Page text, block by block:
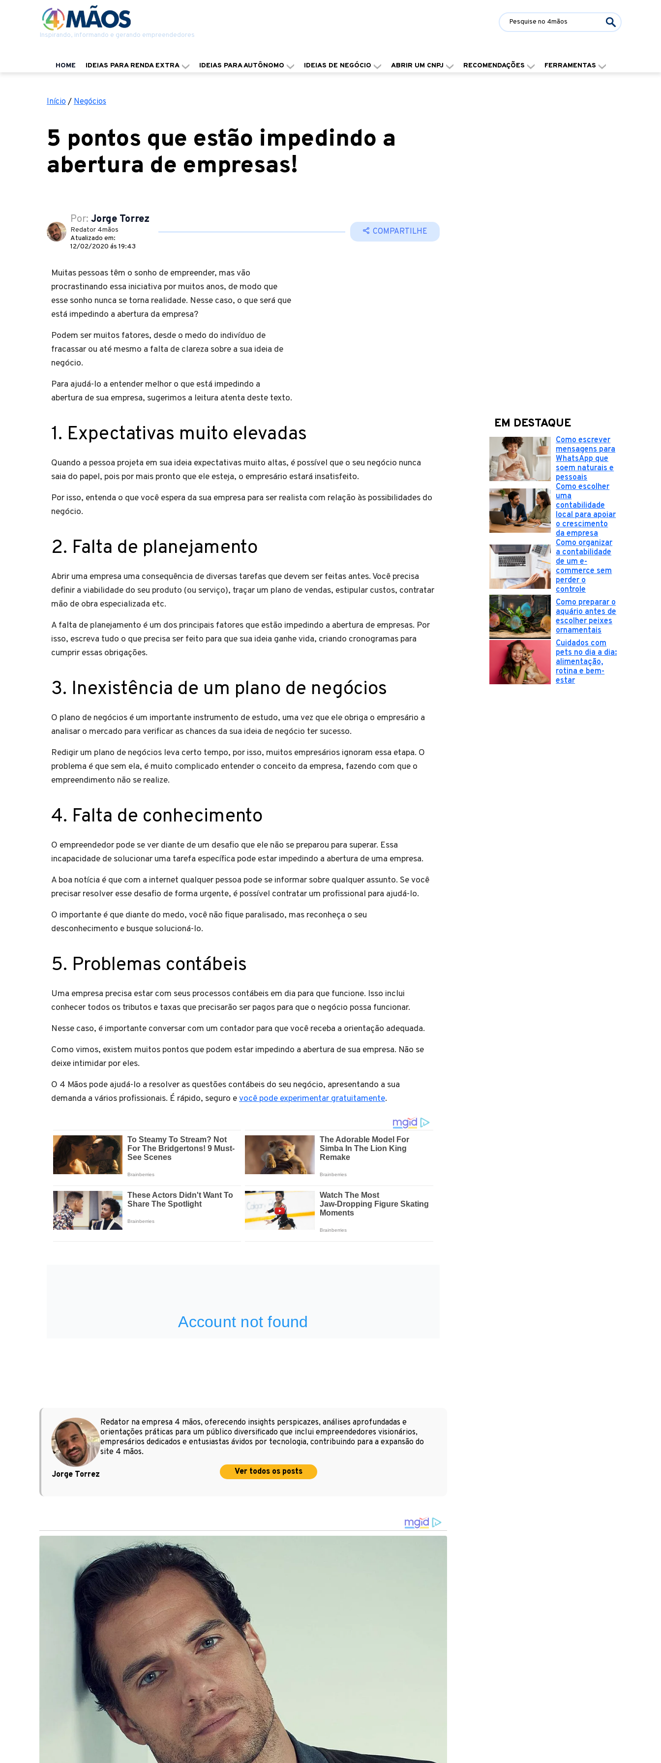
Inspirando, informando e gerando empreendedores
HOME IDEIAS PARA RENDA EXTRA IDEIAS PARA AUTÔNOMO IDEIAS DE NEGÓCIO ABRIR UM CNPJ RECOMENDAÇÕES FERRAMENTAS
Início / Negócios
5 pontos que estão impedindo a
abertura de empresas!
Por: Jorge Torrez
Redator 4mãos
Atualizado em:
12/02/2020 ás 19:43
COMPARTILHE
Muitas pessoas têm o sonho de empreender, mas vão
procrastinando essa iniciativa por muitos anos, de modo que
esse sonho nunca se torna realidade. Nesse caso, o que será que
está impedindo a abertura da empresa?
Podem ser muitos fatores, desde o medo do indivíduo de
fracassar ou até mesmo a falta de clareza sobre a sua ideia de
negócio.
Para ajudá-lo a entender melhor o que está impedindo a
abertura de sua empresa, sugerimos a leitura atenta deste texto.
1. Expectativas muito elevadas
Quando a pessoa projeta em sua ideia expectativas muito altas, é possível que o seu negócio nunca
saia do papel, pois por mais pronto que ele esteja, o empresário estará insatisfeito.
Por isso, entenda o que você espera da sua empresa para ser realista com relação às possibilidades do
negócio.
2. Falta de planejamento
Abrir uma empresa uma consequência de diversas tarefas que devem ser feitas antes. Você precisa
definir a viabilidade do seu produto (ou serviço), traçar um plano de vendas, estipular custos, contratar
mão de obra especializada etc.
A falta de planejamento é um dos principais fatores que estão impedindo a abertura de empresas. Por
isso, escreva tudo o que precisa ser feito para que sua ideia ganhe vida, criando cronogramas para
cumprir essas obrigações.
3. Inexistência de um plano de negócios
O plano de negócios é um importante instrumento de estudo, uma vez que ele obriga o empresário a
analisar o mercado para verificar as chances da sua ideia de negócio ter sucesso.
Redigir um plano de negócios leva certo tempo, por isso, muitos empresários ignoram essa etapa. O
problema é que sem ela, é muito complicado entender o conceito da empresa, fazendo com que o
empreendimento não se realize.
4. Falta de conhecimento
O empreendedor pode se ver diante de um desafio que ele não se preparou para superar. Essa
incapacidade de solucionar uma tarefa específica pode estar impedindo a abertura de uma empresa.
A boa notícia é que com a internet qualquer pessoa pode se informar sobre qualquer assunto. Se você
precisar resolver esse desafio de forma urgente, é possível contratar um profissional para ajudá-lo.
O importante é que diante do medo, você não fique paralisado, mas reconheça o seu
desconhecimento e busque solucioná-lo.
5. Problemas contábeis
Uma empresa precisa estar com seus processos contábeis em dia para que funcione. Isso inclui
conhecer todos os tributos e taxas que precisarão ser pagos para que o negócio possa funcionar.
Nesse caso, é importante conversar com um contador para que você receba a orientação adequada.
Como vimos, existem muitos pontos que podem estar impedindo a abertura de sua empresa. Não se
deixe intimidar por eles.
O 4 Mãos pode ajudá-lo a resolver as questões contábeis do seu negócio, apresentando a sua
demanda a vários profissionais. É rápido, seguro evocê pode experimentar gratuitamente.
EM DESTAQUE
Como escrever
mensagens para
WhatsApp que
soem naturais e
pessoais
Como escolher
uma
contabilidade
local para apoiar
o crescimento
da empresa
Como organizar
a contabilidade
de um e-
commerce sem
perder o
controle
Como preparar o
aquário antes de
escolher peixes
ornamentais
Cuidados com
pets no dia a dia:
alimentação,
rotina e bem-
estar
Jorge Torrez
Redator na empresa 4 mãos, oferecendo insights perspicazes, análises aprofundadas e
orientações práticas para um público diversificado que inclui empreendedores visionários,
empresários dedicados e entusiastas ávidos por tecnologia, contribuindo para a expansão do
site 4 mãos.
Ver todos os posts